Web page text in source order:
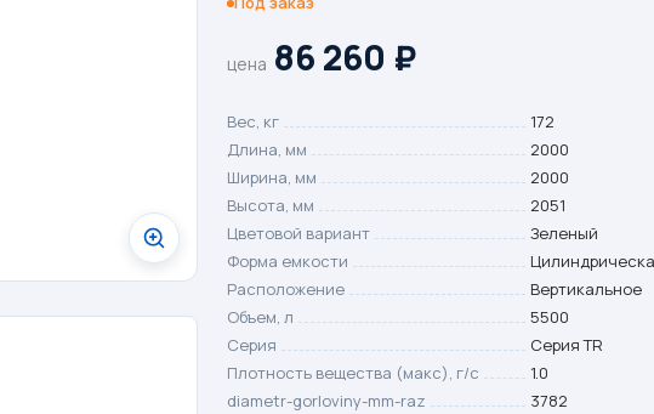
цена 86 260 ₽
Вес, кг
172
Длина, мм
2000
Ширина, мм
2000
Высота, мм
2051
Цветовой вариант
Зеленый
Форма емкости
Расположение
Вертикальное
Объем, л
5500
Серия
Серия TR
Плотность вещества (макс), г/с
1.0
diametr-gorloviny-mm-raz
3782